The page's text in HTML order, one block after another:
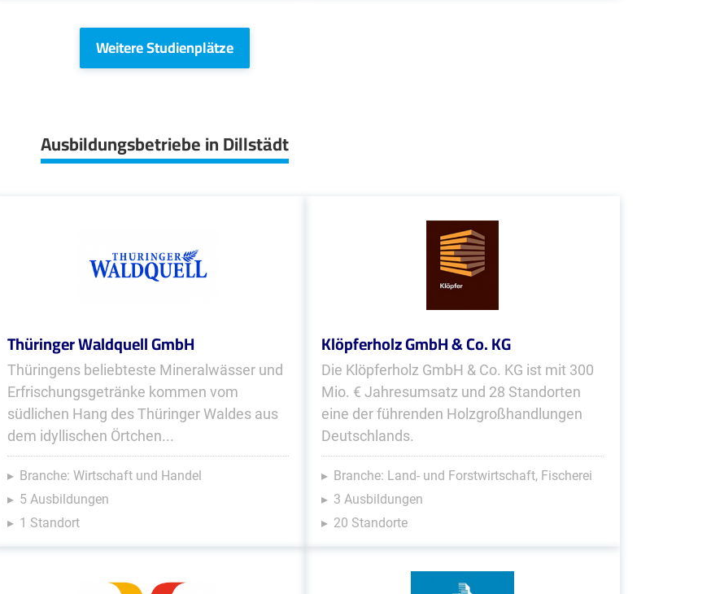
Weitere Studienplätze
Ausbildungsbetriebe in Dillstädt
Thüringer Waldquell GmbH
Thüringens beliebteste Mineralwässer und
Erfrischungsgetränke kommen vom
südlichen Hang des Thüringer Waldes aus
dem idyllischen Örtchen...
Branche: Wirtschaft und Handel
5 Ausbildungen
1 Standort
Klöpferholz GmbH & Co. KG
Die Klöpferholz GmbH & Co. KG ist mit 300
Mio. € Jahresumsatz und 28 Standorten
eine der führenden Holzgroßhandlungen
Deutschlands.
Branche: Land- und Forstwirtschaft, Fischerei
3 Ausbildungen
20 Standorte